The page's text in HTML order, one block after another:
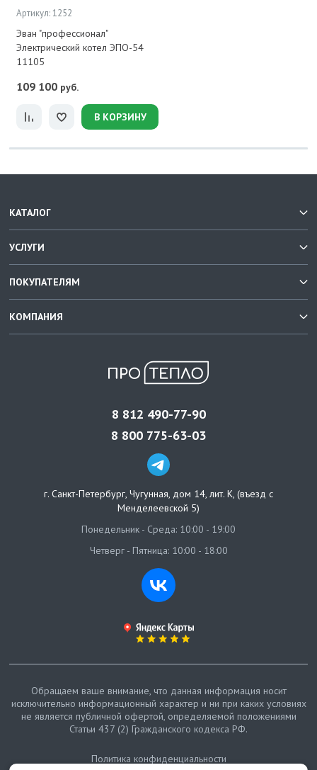
Артикул: 1252
Эван "профессионал"
Электрический котел ЭПО-54
11105
109 100 руб.
В КОРЗИНУ
КАТАЛОГ
УСЛУГИ
ПОКУПАТЕЛЯМ
КОМПАНИЯ
8 812 490-77-90
8 800 775-63-03
г. Санкт-Петербург, Чугунная, дом 14, лит. К, (въезд с
Менделеевской 5)
Понедельник - Среда: 10:00 - 19:00
Четверг - Пятница: 10:00 - 18:00
Обращаем ваше внимание, что данная информация носит
исключительно информационный характер и ни при каких условиях
не является публичной офертой, определяемой положениями
Статьи 437 (2) Гражданского кодекса РФ.
Политика конфиденциальности